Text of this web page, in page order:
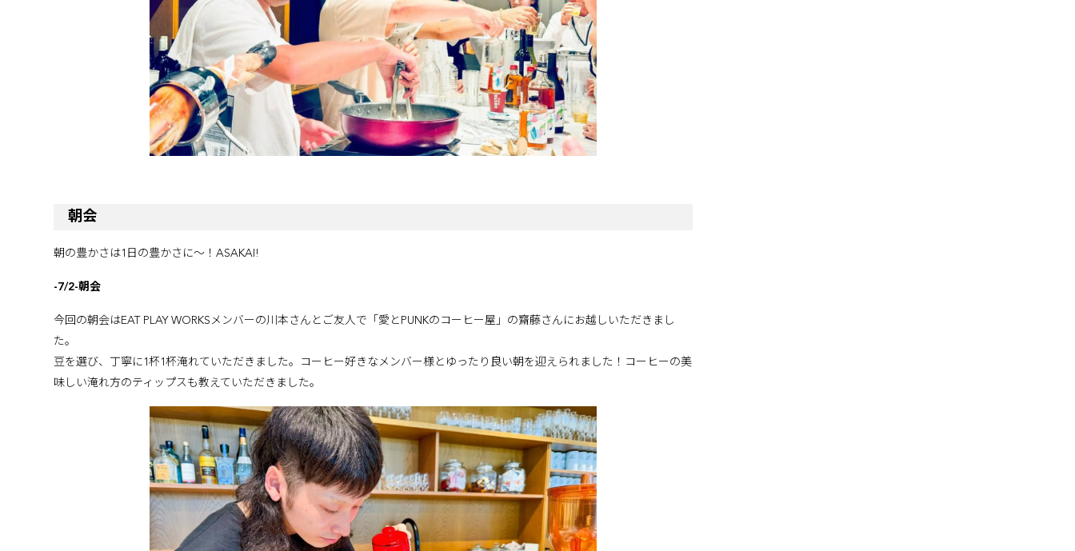
朝会
朝の豊かさは1日の豊かさに〜！ASAKAI!
-7/2-朝会
今回の朝会はEAT PLAY WORKSメンバーの川本さんとご友人で「愛とPUNKのコーヒー屋」の齋藤さんにお越しいただきまし
た。
豆を選び、丁寧に1杯1杯淹れていただきました。コーヒー好きなメンバー様とゆったり良い朝を迎えられました！コーヒーの美
味しい淹れ方のティップスも教えていただきました。